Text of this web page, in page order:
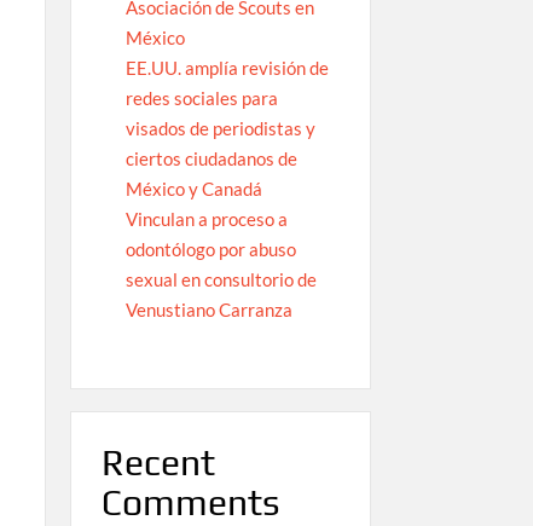
Asociación de Scouts en
México
EE.UU. amplía revisión de
redes sociales para
visados de periodistas y
ciertos ciudadanos de
México y Canadá
Vinculan a proceso a
odontólogo por abuso
sexual en consultorio de
Venustiano Carranza
Recent
Comments